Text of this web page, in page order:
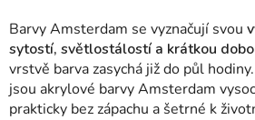
Barvy Amsterdam se vyznačují svou
sytostí, světlostálostí a krátkou
vrstvě barva zasychá již do půl
jsou akrylové barvy Amsterdam
prakticky bez zápachu a šetrné k